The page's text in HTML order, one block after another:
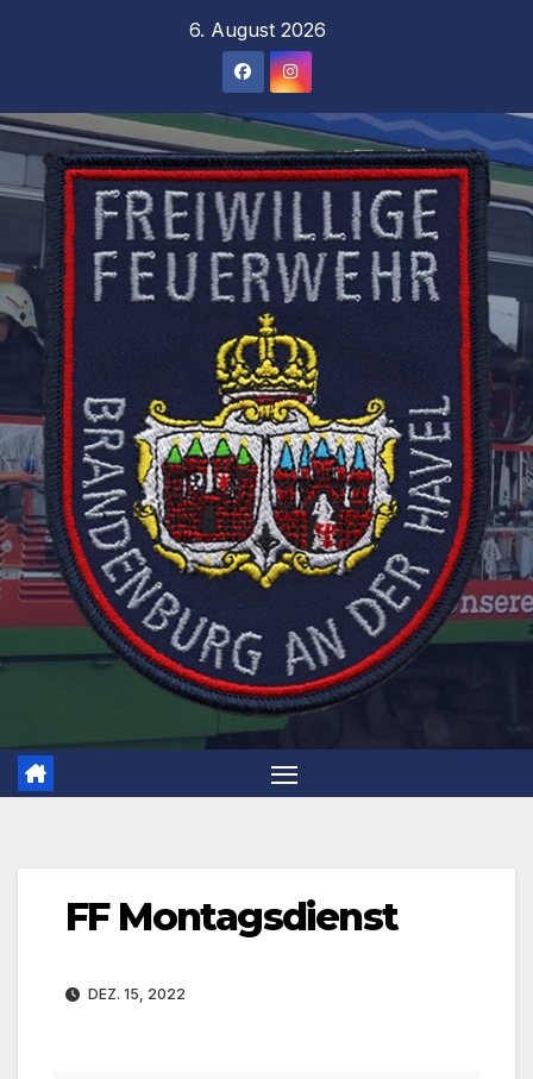
6. August 2026
FF Montagsdienst
DEZ. 15, 2022